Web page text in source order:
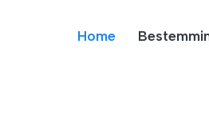
Home